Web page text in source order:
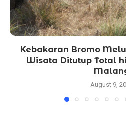
Kebakaran Bromo
Wisata Ditutup Total
August 9,